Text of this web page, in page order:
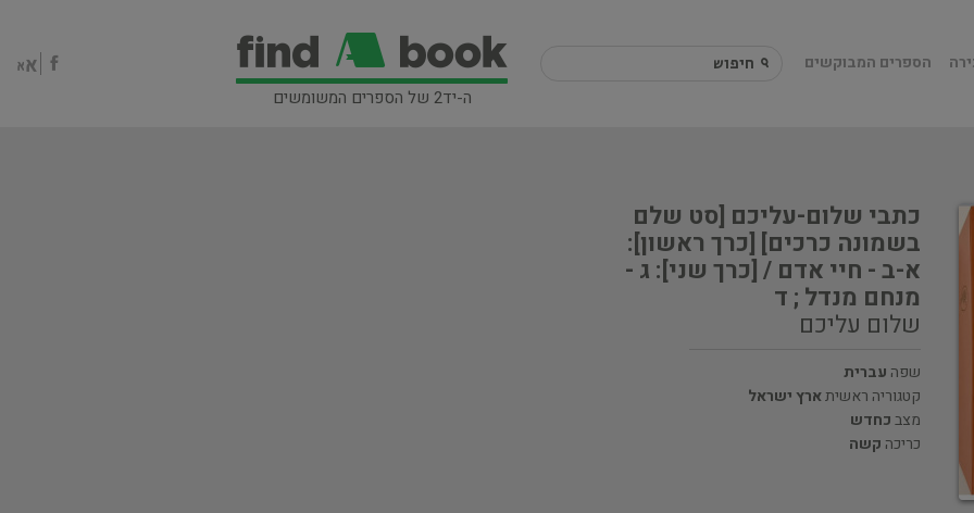
ה-יד2 של הספרים המשומשים
הספרים המבוקשים
כתבי שלום-עליכם [סט שלם
בשמונה כרכים] [כרך ראשון]:
א-ב - חיי אדם / [כרך שני]: ג -
מנחם מנדל ; ד
שלום עליכם
שפה עברית
קטגוריה ראשיתארץ ישראל
מצבכחדש
כריכה קשה